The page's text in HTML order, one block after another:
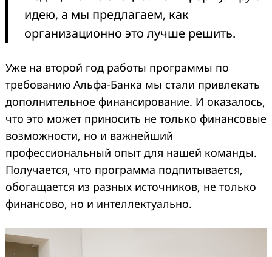
идею, а мы предлагаем, как
организационно это лучше решить.
Уже на второй год работы программы по
требованию Альфа-Банка мы стали привлекать
дополнительное финансирование. И оказалось,
что это может приносить не только финансовые
возможности, но и важнейший
профессиональный опыт для нашей команды.
Получается, что программа подпитывается,
обогащается из разных источников, не только
финансово, но и интеллектуально.